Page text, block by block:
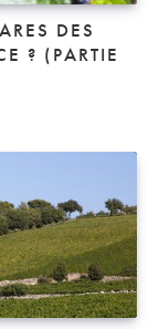
DES
? (PARTIE